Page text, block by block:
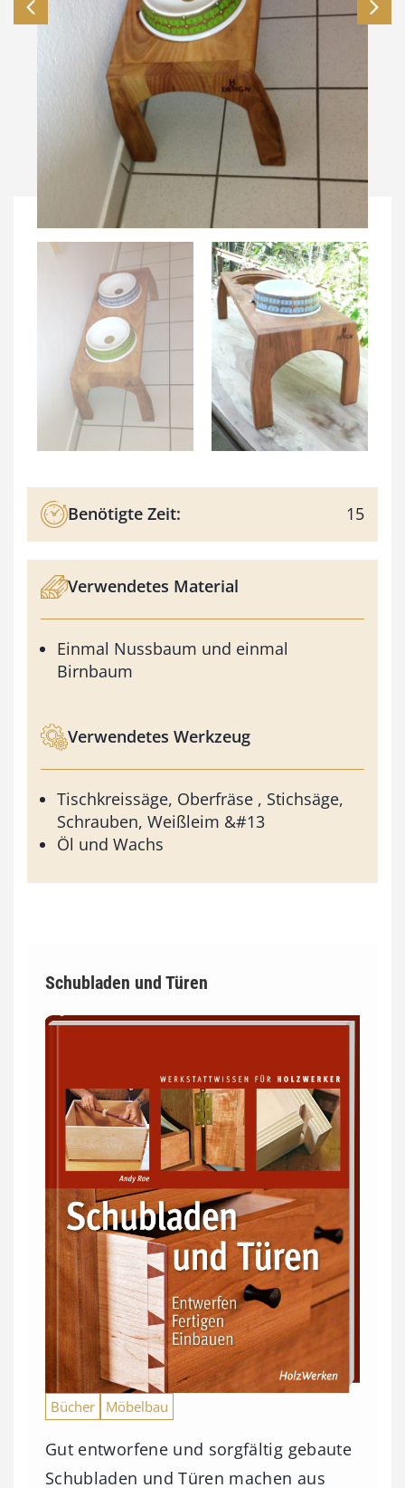
Benötigte Zeit: 15
Verwendetes Material
Einmal Nussbaum und einmal
Birnbaum
Verwendetes Werkzeug
Tischkreissäge, Oberfräse , Stichsäge,
Schrauben, Weißleim &#13
Öl und Wachs
Schubladen und Türen
Bücher Möbelbau
Gut entworfene und sorgfältig gebaute
Schubladen und Türen machen aus